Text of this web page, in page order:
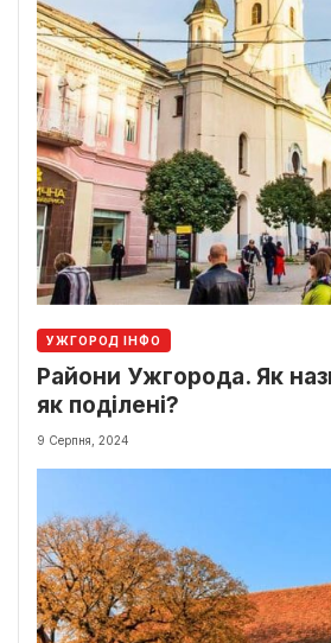
УЖГОРОД ІНФО
Райони Ужгорода. Як
як поділені?
9 Серпня, 2024